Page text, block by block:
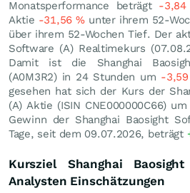
Monatsperformance beträgt -3,84
Aktie -31,56%unter ihrem 52-
über ihrem 52-Wochen Tief. Der
Software (A) Realtimekurs (
Damit ist die Shanghai
(A0M3R2) in 24 Stunden um -3,59
gesehen hat sich der Kurs der
(A) Aktie (ISIN CNE000000C66) um
Gewinn der Shanghai Baosight
Tage, seit dem 09.07.2026, beträgt
Kursziel Shanghai
Analysten Einschätzungen